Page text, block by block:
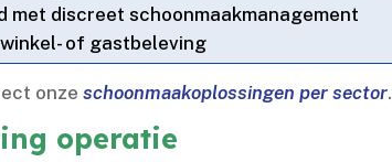
met discreet schoonmaakmanagement
of gastbeleving
onzeschoonmaakoplossingen per sector.​
operatie